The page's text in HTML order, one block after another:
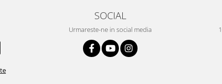
SOCIAL
Urmareste-ne in social media